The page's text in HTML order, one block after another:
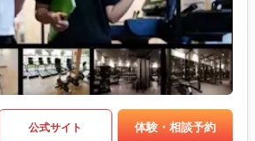
公式サイト 体験・相談予約